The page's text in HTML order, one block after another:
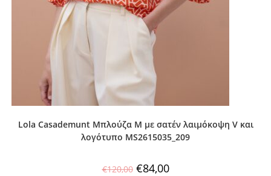
Lola Casademunt Μπλούζα M με σατέν λαιμόκοψη V και
λογότυπο MS2615035_209
€120,00 €84,00